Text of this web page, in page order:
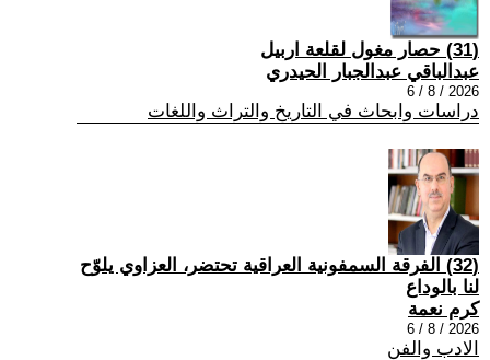
(31) حصار مغول لقلعة اربيل
عبدالباقي عبدالجبار الحيدري
2026 / 8 / 6
دراسات وابحاث في التاريخ والتراث واللغات
(32) الفرقة السمفونية العراقية تحتضر، العزاوي يلوّح
لنا بالوداع
كرم نعمة
2026 / 8 / 6
الادب والفن